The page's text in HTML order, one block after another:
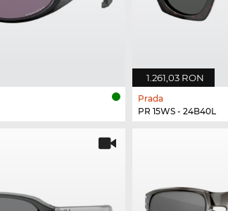
1.261,03 RON
Prada
PR 15WS - 24B40L